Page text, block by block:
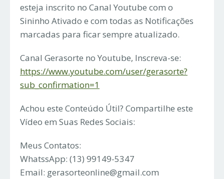
esteja inscrito no Canal Youtube com o
Sininho Ativado e com todas as Notificações
marcadas para ficar sempre atualizado.
Canal Gerasorte no Youtube, Inscreva-se:
https://www.youtube.com/user/gerasorte?
sub_confirmation=1
Achou este Conteúdo Útil? Compartilhe este
Vídeo em Suas Redes Sociais:
Meus Contatos:
WhatssApp: (13) 99149-5347
Email: gerasorteonline@gmail.com